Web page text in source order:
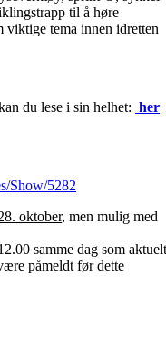
til å høre
viktige tema innen idretten
du lese i sin helhet: her
Show/5282
oktober, men mulig med
samme dag som aktuelt
påmeldt før dette